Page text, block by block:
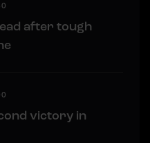
after tough
victory in